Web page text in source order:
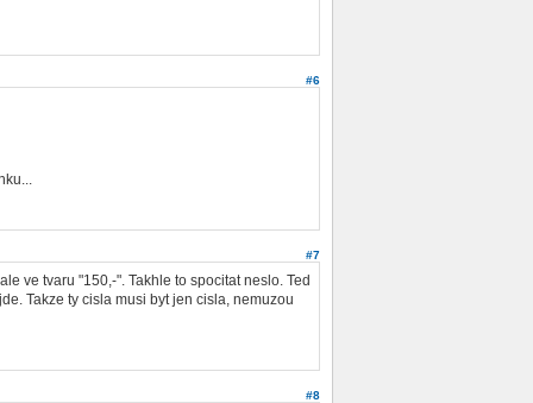
#6
#7
ve tvaru "150,-". Takhle to spocitat neslo. Ted
Takze ty cisla musi byt jen cisla, nemuzou
#8